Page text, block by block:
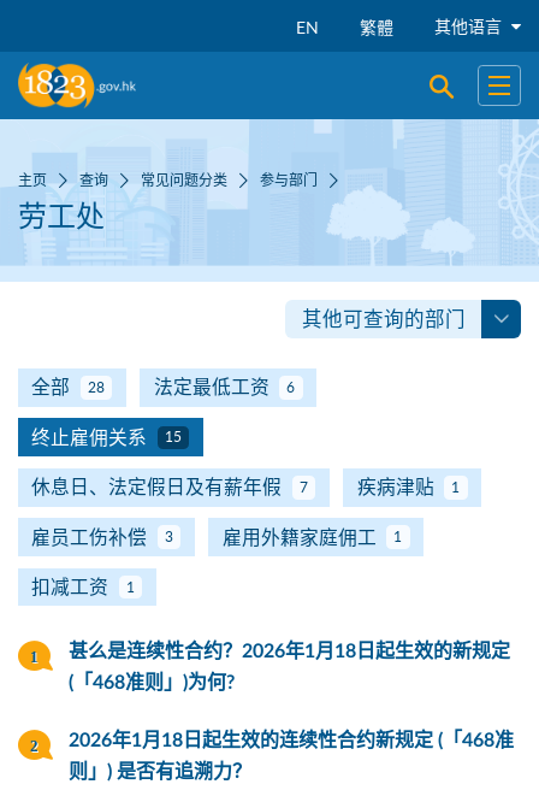
EN 繁體 其他语言
开启搜寻
开启
主页 查询 常见问题分类 参与部门
劳工处
其他可查询的部门
全部 28 法定最低工资 6
终止雇佣关系 15
休息日、法定假日及有薪年假 7 疾病津贴 1
雇员工伤补偿 3 雇用外籍家庭佣工 1
扣减工资 1
甚么是连续性合约？2026年1月18日起生效的新规定
(「468准则」)为何?
2026年1月18日起生效的连续性合约新规定 (「468准
则」) 是否有追溯力？